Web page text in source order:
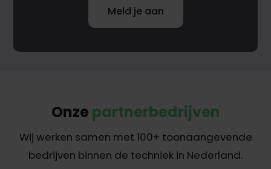
Meld je aan
Onze partnerbedrijven
Wij werken samen met 100+ toonaangevende
bedrijven binnen de techniek in Nederland.